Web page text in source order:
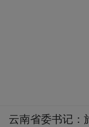
云南省委书记：